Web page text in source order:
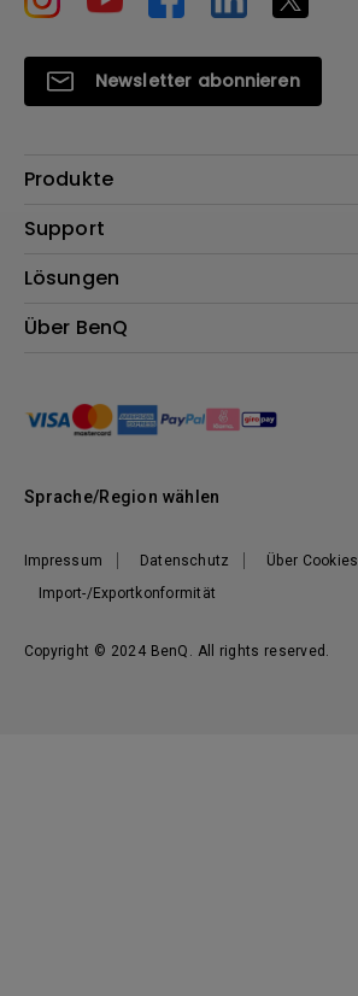
Newsletter abonnieren
Produkte
Beamer
Lampen
Webcams
Support
Kontakt
Reparaturservice
Onlineshop FAQ
BenQ Blog
Lösungen
Für Unternehmen
Über BenQ
Nachhaltigkeit
Unser Versprechen
Copyright © 2024 BenQ. All rights reserved.
Impressum Datenschutz
Über Cookies
Import-/Exportkonformität
Sprache/Region wählen